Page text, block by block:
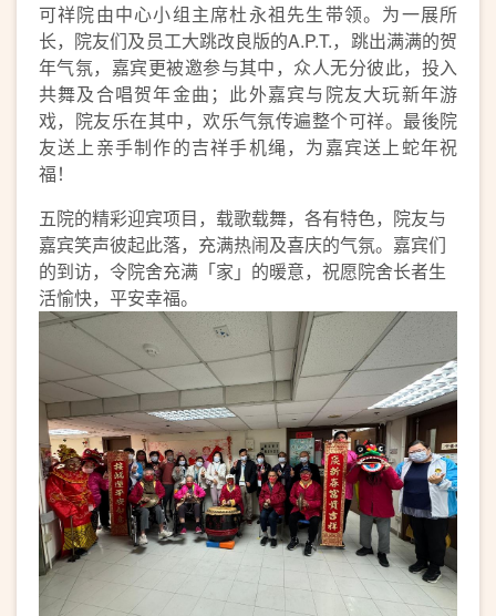
可祥院由中心小组主席杜永祖先生带领。为一展所
长，院友们及员工大跳改良版的A.P.T.，跳出满满的贺
年气氛，嘉宾更被邀参与其中，众人无分彼此，投入
共舞及合唱贺年金曲；此外嘉宾与院友大玩新年游
戏，院友乐在其中，欢乐气氛传遍整个可祥。最後院
友送上亲手制作的吉祥手机绳，为嘉宾送上蛇年祝
福！
五院的精彩迎宾项目，载歌载舞，各有特色，院友与
嘉宾笑声彼起此落，充满热闹及喜庆的气氛。嘉宾们
的到访，令院舍充满「家」的暖意，祝愿院舍长者生
活愉快，平安幸福。